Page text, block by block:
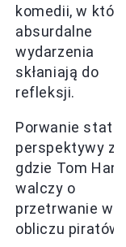
komedii, w
absurdalne
wydarzenia
skłaniają do
refleksji.
Porwanie
perspektywy
gdzie Tom
walczy o
przetrwanie w
obliczu piratów.